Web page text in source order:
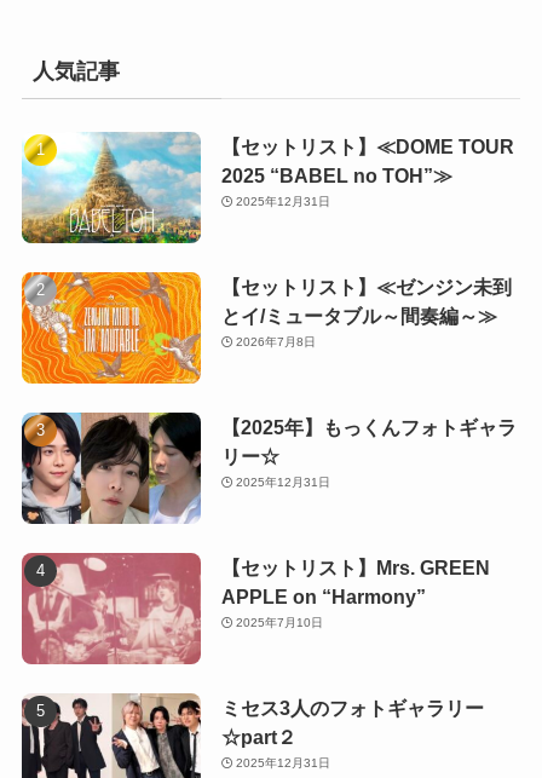
人気記事
【セットリスト】≪DOME TOUR
2025 “BABEL no TOH”≫
2025年12月31日
【セットリスト】≪ゼンジン未到
とイ/ミュータブル～間奏編～≫
2026年7月8日
【2025年】もっくんフォトギャラ
リー☆
2025年12月31日
【セットリスト】Mrs. GREEN
APPLE on “Harmony”
2025年7月10日
ミセス3人のフォトギャラリー
☆part２
2025年12月31日